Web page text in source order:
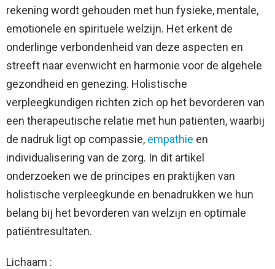
rekening wordt gehouden met hun fysieke, mentale,
emotionele en spirituele welzijn. Het erkent de
onderlinge verbondenheid van deze aspecten en
streeft naar evenwicht en harmonie voor de algehele
gezondheid en genezing. Holistische
verpleegkundigen richten zich op het bevorderen van
een therapeutische relatie met hun patiënten, waarbij
de nadruk ligt op compassie, empathie en
individualisering van de zorg. In dit artikel
onderzoeken we de principes en praktijken van
holistische verpleegkunde en benadrukken we hun
belang bij het bevorderen van welzijn en optimale
patiëntresultaten.
Lichaam :